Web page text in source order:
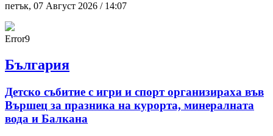
петък, 07 Август 2026 / 14:07
Error9
България
Детско събитие с игри и спорт организираха във
Вършец за празника на курорта, минералната
вода и Балкана